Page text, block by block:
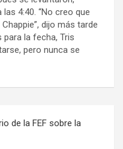
4:40. “No creo que
dijo más tarde
la fecha, Tris
pero nunca se
de la FEF sobre la